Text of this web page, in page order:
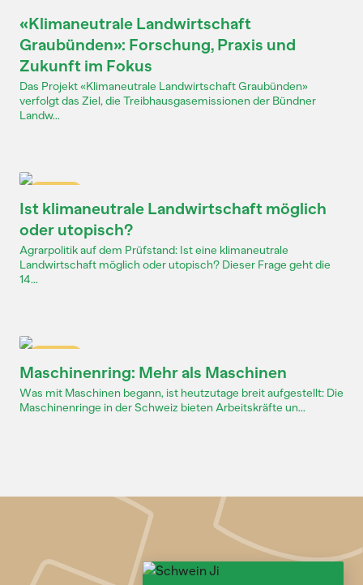
«Klimaneutrale Landwirtschaft
Graubünden»: Forschung, Praxis und
Zukunft im Fokus
Das Projekt «Klimaneutrale Landwirtschaft Graubünden»
verfolgt das Ziel, die Treibhausgasemissionen der Bündner
Landw...
Ist klimaneutrale Landwirtschaft möglich
oder utopisch?
Agrarpolitik auf dem Prüfstand: Ist eine klimaneutrale
Landwirtschaft möglich oder utopisch? Dieser Frage geht die
14...
Maschinenring: Mehr als Maschinen
Was mit Maschinen begann, ist heutzutage breit aufgestellt: Die
Maschinenringe in der Schweiz bieten Arbeitskräfte un...